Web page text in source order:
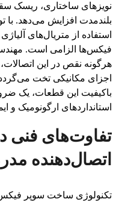
نویزهای ساختاری، ریسک
بلندمدت افزایش می‌دهد. با
استفاده از متریال‌های
فیکس‌ها الزامی است.
هرگونه نقص در این
اجزای مکانیکی تخت
باکیفیت این قطعات، یک
استانداردهای ارگونومیک
تفاوت‌های فنی
اتصال‌دهنده
تکنولوژی ساخت سوپر